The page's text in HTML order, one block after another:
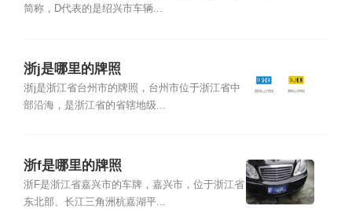
简称，D代表的是绍兴市车辆...
浙j是哪里的牌照
浙j是浙江省台州市的牌照，台州市位于浙江省中
部沿海，是浙江省的省辖地级...
浙f是哪里的牌照
浙F是浙江省嘉兴市的车牌，嘉兴市，位于浙江省
东北部、长江三角洲杭嘉湖平...